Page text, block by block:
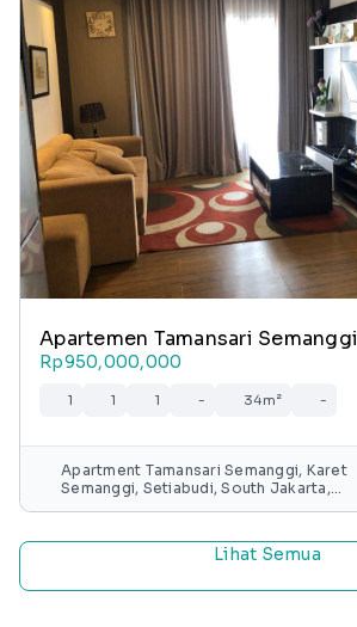
Apartemen Tamansari Semanggi
Rp950,000,000
1 1 1 - 34m² -
Apartment Tamansari Semanggi, Karet
Semanggi, Setiabudi, South Jakarta,
Lihat Semua